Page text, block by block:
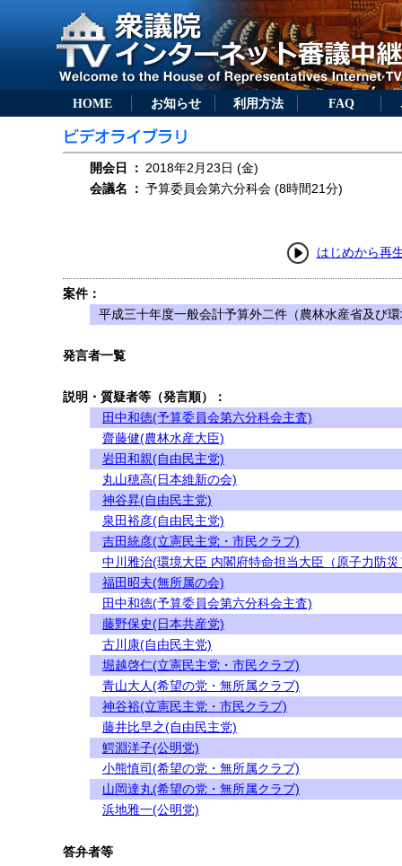
HOME お知らせ 利用方法 FAQ
開会日 ： 2018年2月23日 (金)
会議名
： 予算委員会第六分科会 (8時間21分)
はじめから再
案件：
平成三十年度一般会計予算外二件（農林水産省及び
発言者一覧
説明・質疑者等（発言順）：
田中和徳(予算委員会第六分科会主査)
齋藤健(農林水産大臣)
岩田和親(自由民主党)
丸山穂高(日本維新の会)
神谷昇(自由民主党)
泉田裕彦(自由民主党)
吉田統彦(立憲民主党・市民クラブ)
中川雅治(環境大臣 内閣府特命担当大臣（原子力防災
福田昭夫(無所属の会)
田中和徳(予算委員会第六分科会主査)
藤野保史(日本共産党)
古川康(自由民主党)
堀越啓仁(立憲民主党・市民クラブ)
青山大人(希望の党・無所属クラブ)
神谷裕(立憲民主党・市民クラブ)
藤井比早之(自由民主党)
鰐淵洋子(公明党)
小熊慎司(希望の党・無所属クラブ)
山岡達丸(希望の党・無所属クラブ)
浜地雅一(公明党)
答弁者等